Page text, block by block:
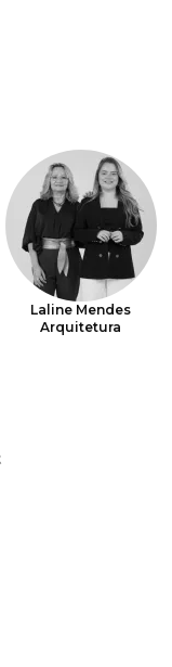
Laline Mendes
Arquitetura